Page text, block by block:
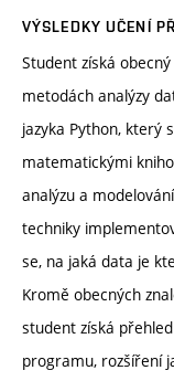
VÝSLEDKY UČENÍ
Student získá
metodách analýzy
jazyka Python, který
matematickými
analýzu a
techniky
se, na jaká data je
Kromě obecných
student získá
programu, rozšíření